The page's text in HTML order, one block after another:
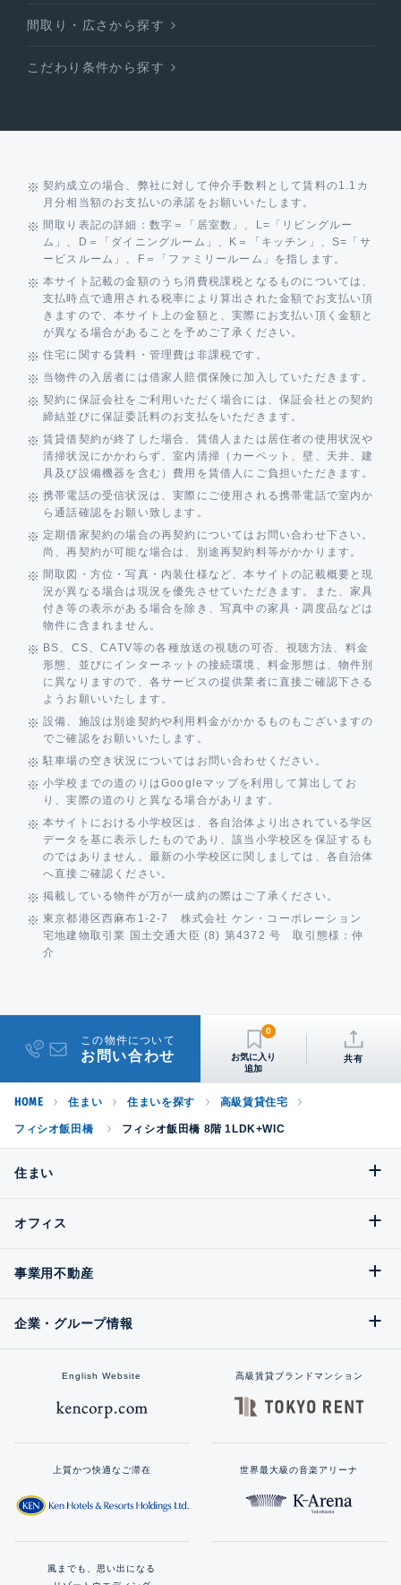
間取り・広さから探す
こだわり条件から探す
契約成立の場合、弊社に対して仲介手数料として賃料の1.1カ
月分相当額のお支払いの承諾をお願いいたします。
間取り表記の詳細：数字＝「居室数」、L=「リビングルー
ム」、D＝「ダイニングルーム」、K＝「キッチン」、S=「サ
ービスルーム」、F＝「ファミリールーム」を指します。
本サイト記載の金額のうち消費税課税となるものについては、
支払時点で適用される税率により算出された金額でお支払い頂
きますので、本サイト上の金額と、実際にお支払い頂く金額と
が異なる場合があることを予めご了承ください。
住宅に関する賃料・管理費は非課税です。
当物件の入居者には借家人賠償保険に加入していただきます。
契約に保証会社をご利用いただく場合には、保証会社との契約
締結並びに保証委託料のお支払をいただきます。
賃貸借契約が終了した場合、賃借人または居住者の使用状況や
清掃状況にかかわらず、室内清掃（カーペット、壁、天井、建
具及び設備機器を含む）費用を賃借人にご負担いただきます。
携帯電話の受信状況は、実際にご使用される携帯電話で室内か
ら通話確認をお願い致します。
定期借家契約の場合の再契約についてはお問い合わせ下さい。
尚、再契約が可能な場合は、別途再契約料等がかかります。
間取図・方位・写真・内装仕様など、本サイトの記載概要と現
況が異なる場合は現況を優先させていただきます。また、家具
付き等の表示がある場合を除き、写真中の家具・調度品などは
物件に含まれません。
BS、CS、CATV等の各種放送の視聴の可否、視聴方法、料金
形態、並びにインターネットの接続環境、料金形態は、物件別
に異なりますので、各サービスの提供業者に直接ご確認下さる
ようお願いいたします。
設備、施設は別途契約や利用料金がかかるものもございますの
でご確認をお願いいたします。
駐車場の空き状況についてはお問い合わせください。
小学校までの道のりはGoogleマップを利用して算出してお
り、実際の道のりと異なる場合があります。
本サイトにおける小学校区は、各自治体より出されている学区
データを基に表示したものであり、該当小学校区を保証するも
のではありません。最新の小学校区に関しましては、各自治体
へ直接ご確認ください。
掲載している物件が万が一成約の際はご了承ください。
東京都港区西麻布1-2-7 株式会社 ケン・コーポレーション
宅地建物取引業 国土交通大臣 (8) 第4372 号 取引態様：仲
介
この物件について
お問い合わせ
0
共有
HOME 住まい 住まいを探す 高級賃貸住宅
フィシオ飯田橋 フィシオ飯田橋 8階 1LDK+WIC
住まい
オフィス
事業用不動産
企業・グループ情報
English Website 高級賃貸ブランドマンション
上質かつ快適なご滞在 世界最大級の音楽アリーナ
風までも、思い出になる